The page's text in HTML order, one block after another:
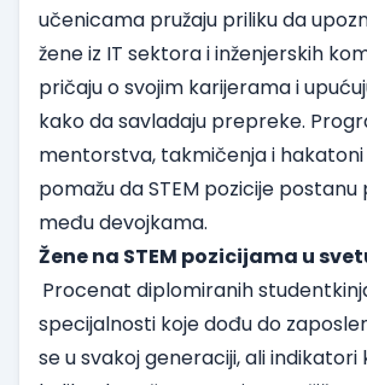
učenicama pružaju priliku da
žene iz IT sektora i inženjerskih
pričaju o svojim karijerama i
kako da savladaju prepreke.
mentorstva, takmičenja i
pomažu da STEM pozicije
među devojkama.
Žene na STEM pozicijama u
Procenat diplomiranih
specijalnosti koje dođu do
se u svakoj generaciji, ali indikatori